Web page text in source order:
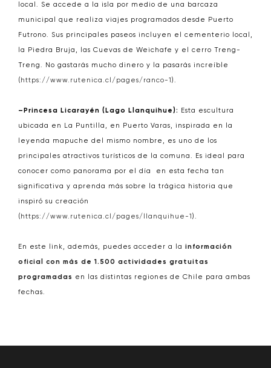
local. Se accede a la isla por medio de una barcaza
municipal que realiza viajes programados desde Puerto
Futrono. Sus principales paseos incluyen el cementerio local,
la Piedra Bruja, las Cuevas de Weichafe y el cerro Treng-
Treng. No gastarás mucho dinero y la pasarás increíble
(https://www.rutenica.cl/pages/ranco-1 ).
–Princesa Licarayén (Lago Llanquihue): Esta escultura
ubicada en La Puntilla, en Puerto Varas, inspirada en la
leyenda mapuche del mismo nombre, es uno de los
principales atractivos turísticos de la comuna. Es ideal para
conocer como panorama por el día en esta fecha tan
significativa y aprenda más sobre la trágica historia que
inspiró su creación
(https://www.rutenica.cl/pages/llanquihue-1 ).
En este link, además, puedes acceder a la información
oficial con más de 1.500 actividades gratuitas
programadas en las distintas regiones de Chile para ambas
fechas.